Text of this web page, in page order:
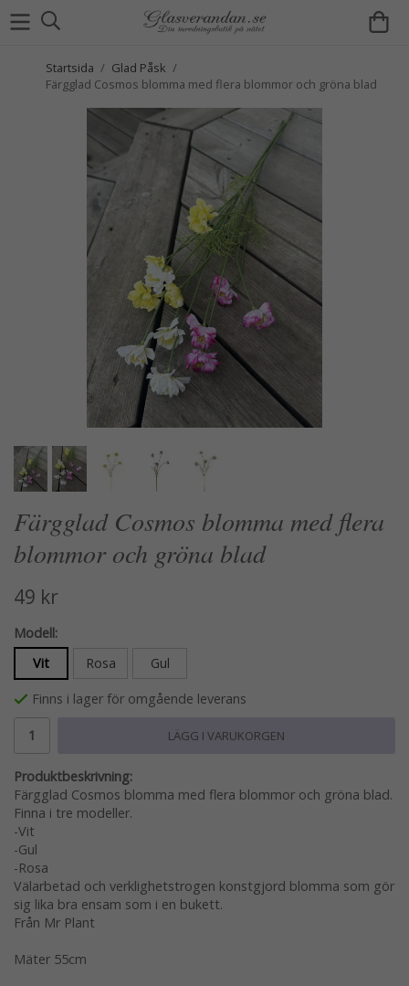
Startsida / Glad Påsk /
Färgglad Cosmos blomma med flera blommor och gröna blad
Färgglad Cosmos blomma med flera
blommor och gröna blad
49 kr
Modell:
Vit
Rosa Gul
Finns i lager för omgående leverans
LÄGG I VARUKORGEN
Produktbeskrivning:
Färgglad Cosmos blomma med flera blommor och gröna blad.
Finna i tre modeller.
-Vit
-Gul
-Rosa
Välarbetad och verklighetstrogen konstgjord blomma som gör
sig lika bra ensam som i en bukett.
Från Mr Plant
Mäter 55cm